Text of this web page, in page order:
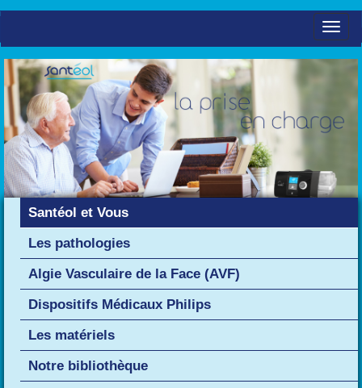
Santéol et Vous
Les pathologies
Algie Vasculaire de la Face (AVF)
Dispositifs Médicaux Philips
Les matériels
Notre bibliothèque